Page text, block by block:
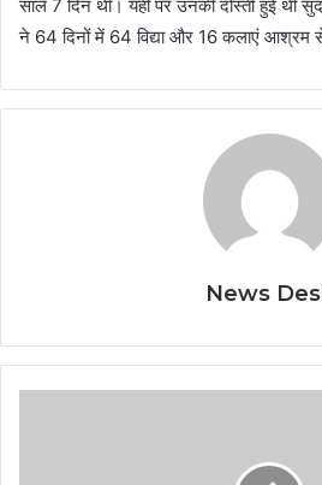
साल 7 दिन थी। यहीं पर उनकी दोस्ती हुई थी
ने 64 दिनों में 64 विद्या और 16 कलाएं आश्रम से
News